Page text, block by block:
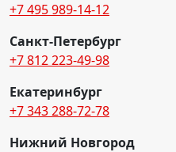
+7 495 989-14-12
Санкт-Петербург
+7 812 223-49-98
Екатеринбург
+7 343 288-72-78
Нижний Новгород